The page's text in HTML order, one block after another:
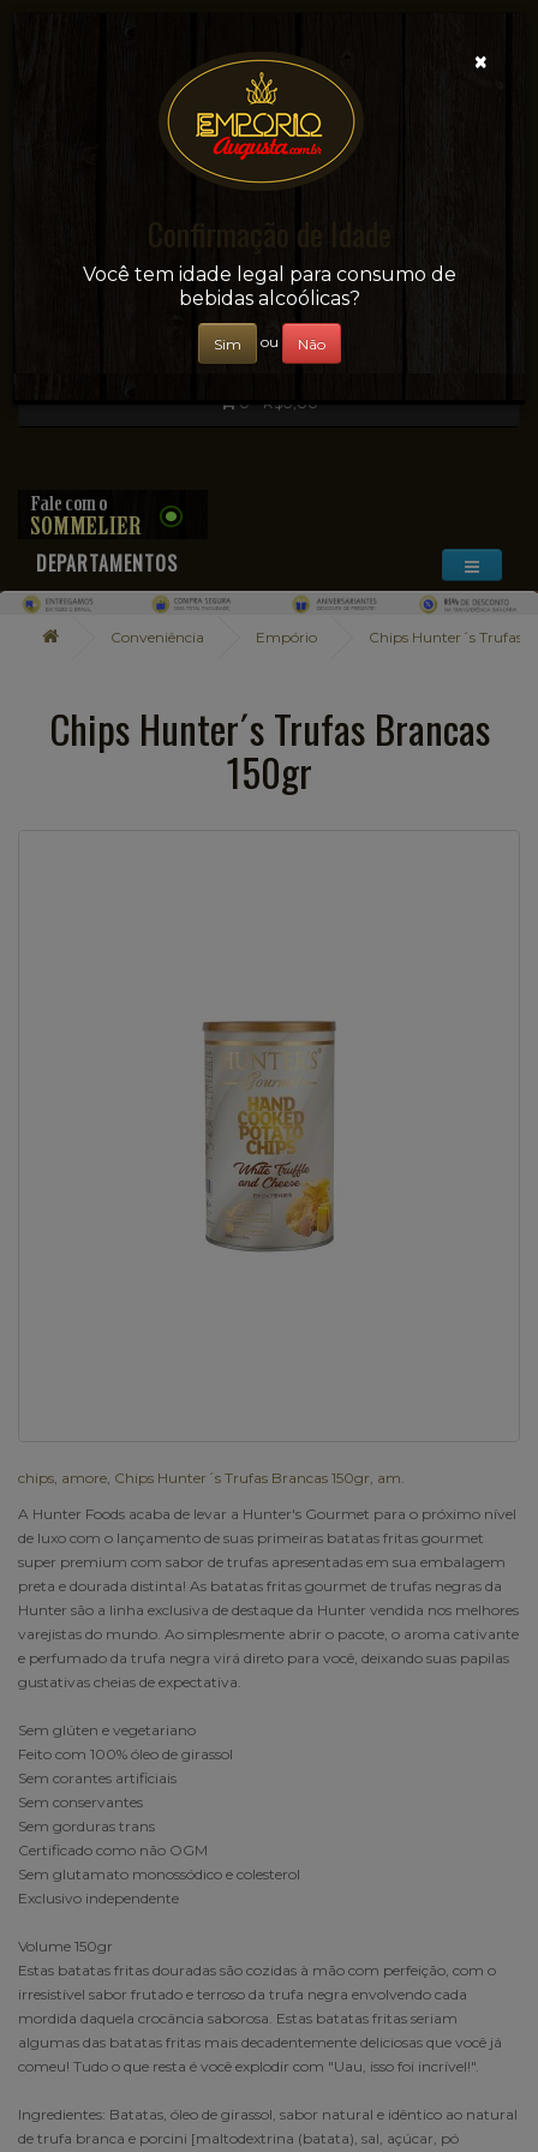
Sua conveniência e adega on-line!
0 - R$0,00
DEPARTAMENTOS
Conveniência Empório Chips Hunter´s Trufas
Chips Hunter´s Trufas Brancas
150gr
chips amore Chips Hunter´s Trufas Brancas 150gr am.
A Hunter Foods acaba de levar a Hunter's Gourmet para o próximo nível
de luxo com o lançamento de suas primeiras batatas fritas gourmet
super premium com sabor de trufas apresentadas em sua embalagem
preta e dourada distinta! As batatas fritas gourmet de trufas negras da
Hunter são a linha exclusiva de destaque da Hunter vendida nos melhores
varejistas do mundo. Ao simplesmente abrir o pacote, o aroma cativante
e perfumado da trufa negra virá direto para você, deixando suas papilas
gustativas cheias de expectativa.
Sem glúten e vegetariano
Feito com 100% óleo de girassol
Sem corantes artificiais
Sem conservantes
Sem gorduras trans
Certificado como não OGM
Sem glutamato monossódico e colesterol
Exclusivo independente
Volume 150gr
Estas batatas fritas douradas são cozidas à mão com perfeição, com o
irresistível sabor frutado e terroso da trufa negra envolvendo cada
mordida daquela crocância saborosa. Estas batatas fritas seriam
algumas das batatas fritas mais decadentemente deliciosas que você já
comeu! Tudo o que resta é você explodir com "Uau, isso foi incrível!".
Ingredientes: Batatas, óleo de girassol, sabor natural e idêntico ao natural
de trufa branca e porcini [maltodextrina (batata), sal, açúcar, pó
×
Confirmação de Idade
Você tem idade legal para consumo de
bebidas alcoólicas?
Sim ou Não